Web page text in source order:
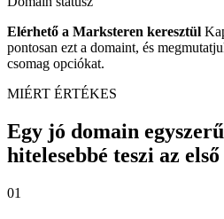
Elérhető a Marksteren keresztül
pontosan ezt a domaint, és
csomag opciókat.
MIÉRT ÉRTÉKES
Egy jó domain
hitelesebbé teszi az
01